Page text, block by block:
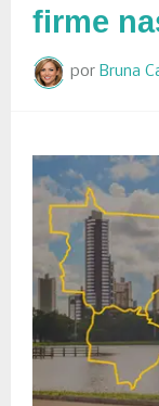
firme
por Bruna